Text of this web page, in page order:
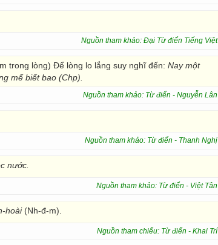
Nguồn tham khảo: Đại Từ điển Tiếng Việt
trong lòng) Để lòng lo lắng suy nghĩ đến: Nay một
mể biết bao (Chp).
Nguồn tham khảo: Từ điển - Nguyễn Lân
Nguồn tham khảo: Từ điển - Thanh Nghị
nước.
Nguồn tham khảo: Từ điển - Việt Tân
hoài(Nh-đ-m).
Nguồn tham chiếu: Từ điển - Khai Trí